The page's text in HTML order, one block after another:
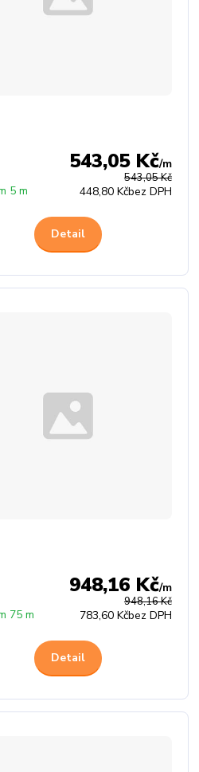
543,05 Kč
543,05 Kč/m
448,80 Kčbez DPH
5 m
Detail
948,16 Kč
948,16 Kč/m
783,60 Kčbez DPH
75 m
Detail